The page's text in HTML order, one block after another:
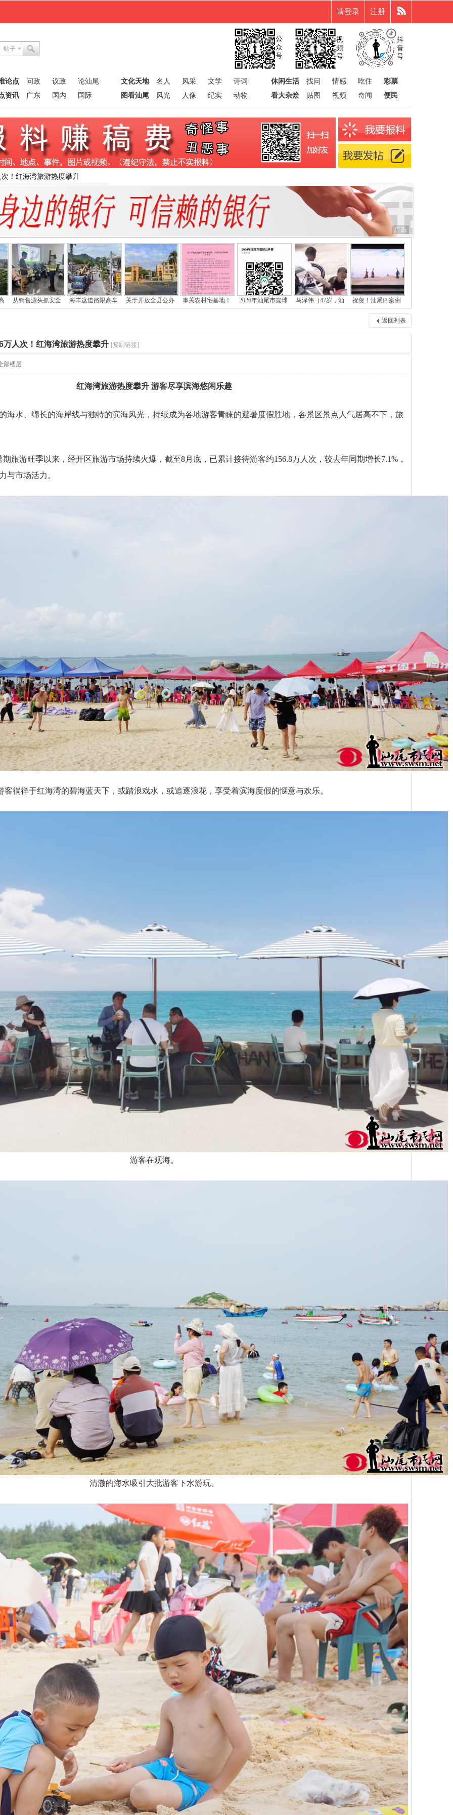
请登录 注册
帖子
论点 问政 议政
论汕尾
资讯
广东 国内 国际
文化天地 名人 风采 文学
诗词
图看汕尾
风光 人像 纪实 动物
休闲生活 找问 情感 吃住
彩票
看大杂烩
贴图 视频 奇闻 便民
！红海湾旅游热度攀升
从销售源头抓安全 海丰这道路限高车 关于开放全县公办 事关农村宅基地！ 2026年汕尾市篮球 马泽伟（47岁，汕 祝贺！汕尾四案例
返回列表
万人次！红海湾旅游热度攀升 [复制链接]
部楼层
红海湾旅游热度攀升 游客尽享滨海悠闲乐趣
海水、绵长的海岸线与独特的滨海风光，持续成为各地游客青睐的避暑度假胜地，各景区景点人气居高不下，旅
旅游旺季以来，经开区旅游市场持续火爆，截至8月底，已累计接待游客约156.8万人次，较去年同期增长7.1%，
与市场活力。
客徜徉于红海湾的碧海蓝天下，或踏浪戏水，或追逐浪花，享受着滨海度假的惬意与欢乐。
游客在观海。
清澈的海水吸引大批游客下水游玩。